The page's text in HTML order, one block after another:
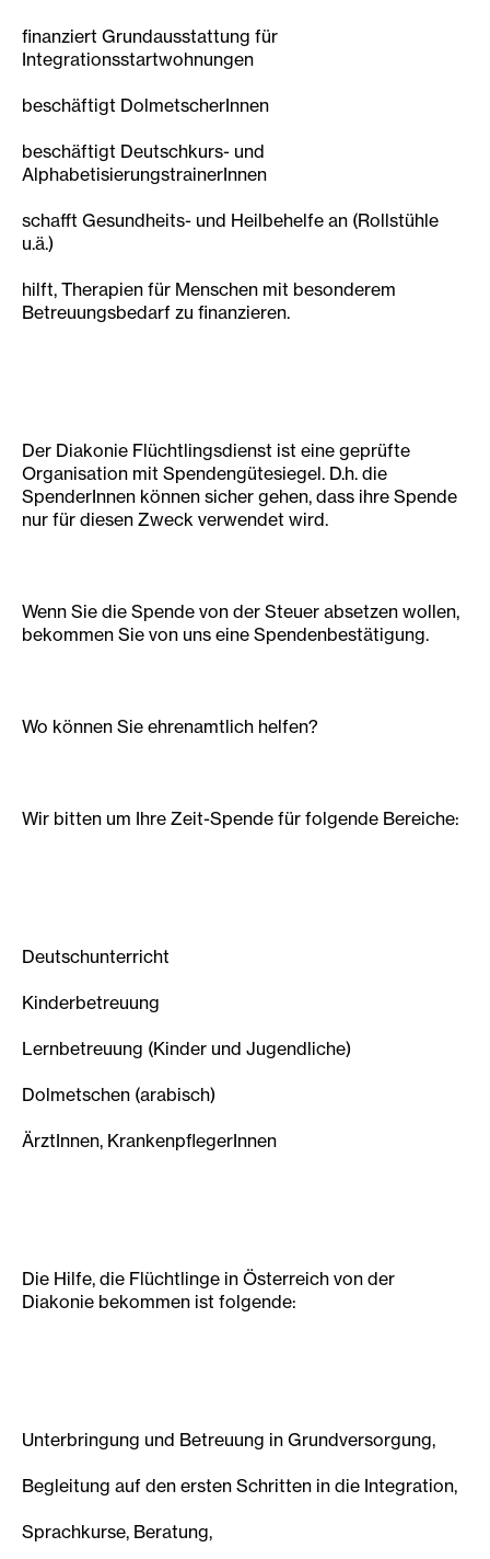
finanziert Grundausstattung für
Integrationsstartwohnungen
beschäftigt DolmetscherInnen
beschäftigt Deutschkurs- und
AlphabetisierungstrainerInnen
schafft Gesundheits- und Heilbehelfe an (Rollstühle
u.ä.)
hilft, Therapien für Menschen mit besonderem
Betreuungsbedarf zu finanzieren.
Der Diakonie Flüchtlingsdienst ist eine geprüfte
Organisation mit Spendengütesiegel. D.h. die
SpenderInnen können sicher gehen, dass ihre Spende
nur für diesen Zweck verwendet wird.
Wenn Sie die Spende von der Steuer absetzen wollen,
bekommen Sie von uns eine Spendenbestätigung.
Wo können Sie ehrenamtlich helfen?
Wir bitten um Ihre Zeit-Spende für folgende Bereiche:
Deutschunterricht
Kinderbetreuung
Lernbetreuung (Kinder und Jugendliche)
Dolmetschen (arabisch)
ÄrztInnen, KrankenpflegerInnen
Die Hilfe, die Flüchtlinge in Österreich von der
Diakonie bekommen ist folgende:
Unterbringung und Betreuung in Grundversorgung,
Begleitung auf den ersten Schritten in die Integration,
Sprachkurse, Beratung,